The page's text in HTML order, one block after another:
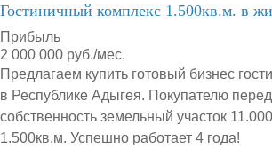
Гостиничный комплекс 1.500кв.м. в
Прибыль
2 000 000 руб./мес.
Предлагаем купить готовый бизнес
в Республике Адыгея. Покупателю
собственность земельный участок
1.500кв.м. Успешно работает 4 года!